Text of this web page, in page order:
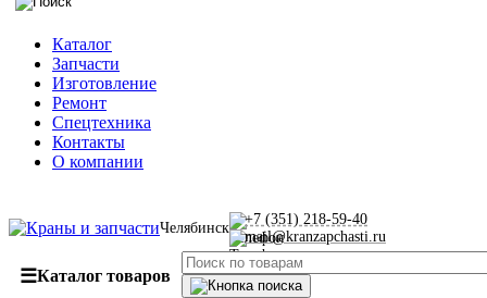
Каталог
Запчасти
Изготовление
Ремонт
Спецтехника
Контакты
О компании
Челябинск
+7 (351) 218-59-40
mail@kranzapchasti.ru
☰Каталог товаров